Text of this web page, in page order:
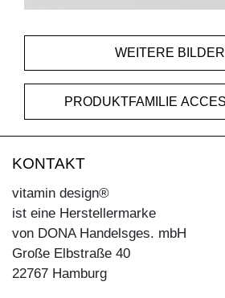
WEITERE BILDER
PRODUKTFAMILIE
KONTAKT
vitamin design®
ist eine Herstellermarke
von DONA Handelsges. mbH
Große Elbstraße 40
22767 Hamburg